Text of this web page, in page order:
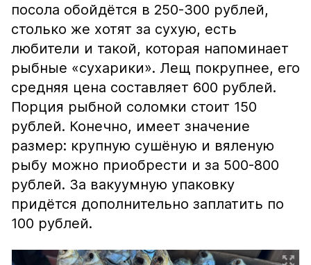
посола обойдётся в 250-300 рублей,
столько же хотят за сухую, есть
любители и такой, которая напоминает
рыбные «сухарики». Лещ покрупнее, его
средняя цена составляет 600 рублей.
Порция рыбной соломки стоит 150
рублей. Конечно, имеет значение
размер: крупную сушёную и вяленую
рыбу можно приобрести и за 500-800
рублей. За вакуумную упаковку
придётся дополнительно заплатить по
100 рублей.